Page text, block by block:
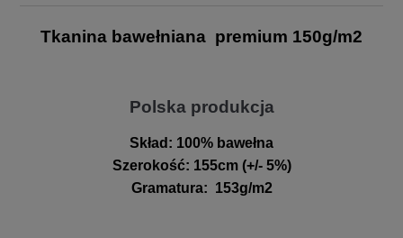
Tkanina bawełniana premium 150g/m2
Polska produkcja
Skład: 100% bawełna
Szerokość: 155cm (+/- 5%)
Gramatura: 153g/m2